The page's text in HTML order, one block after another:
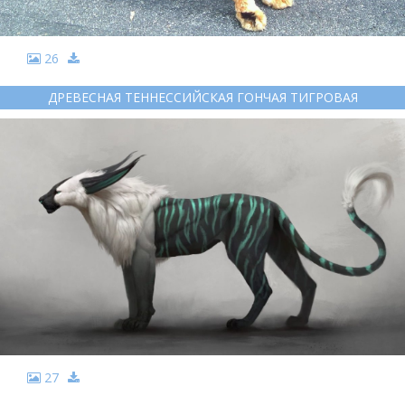
26
ДРЕВЕСНАЯ ТЕННЕССИЙСКАЯ ГОНЧАЯ ТИГРОВАЯ
27